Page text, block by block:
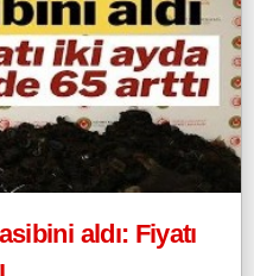
aldı: Fiyatı